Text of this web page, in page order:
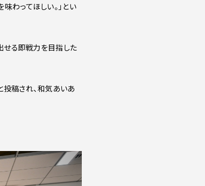
わってほしい。」とい
せる即戦力を目指した
投稿され、和気あいあ